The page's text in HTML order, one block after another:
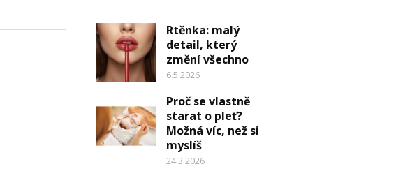
Rtěnka: malý
detail, který
změní všechno
6.5.2026
Proč se vlastně
starat o pleť?
Možná víc, než si
myslíš
24.3.2026